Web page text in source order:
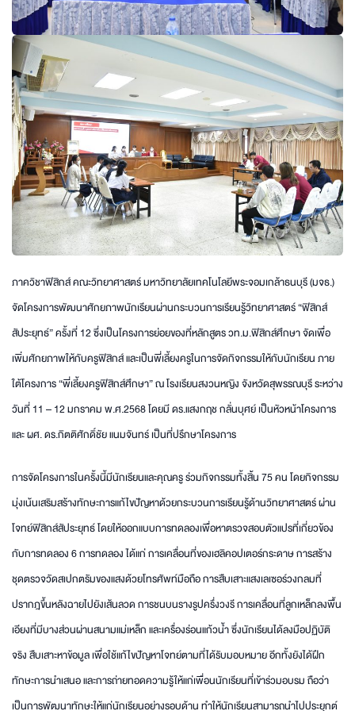
ภาควิชาฟิสิกส์ คณะวิทยาศาสตร์ มหาวิทยาลัยเทคโนโลยีพระจอมเกล้าธนบุรี (มจธ.)
จัดโครงการพัฒนาศักยภาพนักเรียนผ่านกระบวนการเรียนรู้วิทยาศาสตร์ “ฟิสิกส์
สัประยุทธ์” ครั้งที่ 12 ซึ่งเป็นโครงการย่อยของที่หลักสูตร วท.ม.ฟิสิกส์ศึกษา จัดเพื่อ
เพิ่มศักยภาพให้กับครูฟิสิกส์ และเป็นพี่เลี้ยงครูในการจัดกิจกรรมให้กับนักเรียน ภาย
ใต้โครงการ “พี่เลี้ยงครูฟิสิกส์ศึกษา” ณ โรงเรียนสงวนหญิง จังหวัดสุพรรณบุรี ระหว่าง
วันที่ 11 – 12 มกราคม พ.ศ.2568 โดยมี ดร.แสงกฤช กลั่นบุศย์ เป็นหัวหน้าโครงการ
และ ผศ. ดร.กิตติศักดิ์ชัย แนมจันทร์ เป็นที่ปรึกษาโครงการ
การจัดโครงการในครั้งนี้มีนักเรียนและคุณครู ร่วมกิจกรรมทั้งสิ้น 75 คน โดยกิจกรรม
มุ่งเน้นเสริมสร้างทักษะการแก้ไขปัญหาด้วยกระบวนการเรียนรู้ด้านวิทยาศาสตร์ ผ่าน
โจทย์ฟิสิกส์สัประยุทธ์ โดยให้ออกแบบการทดลองเพื่อหาตรวจสอบตัวแปรที่เกี่ยวข้อง
กับการทดลอง 6 การทดลอง ได้แก่ การเคลื่อนที่ของเฮลิคอปเตอร์กระดาษ การสร้าง
ชุดตรวจวัดสเปกตรัมของแสงด้วยโทรศัพท์มือถือ การสืบเสาะแสงเลเซอร์วงกลมที่
ปรากฎขึ้นหลังฉายไปยังเส้นลวด การชนบนรางรูปครึ่งวงรี การเคลื่อนที่ลูกเหล็กลงพื้น
เอียงที่มีบางส่วนผ่านสนามแม่เหล็ก และเครื่องร่อนแก้วน้ำ ซึ่งนักเรียนได้ลงมือปฏิบัติ
จริง สืบเสาะหาข้อมูล เพื่อใช้แก้ไขปัญหาโจทย์ตามที่ได้รับมอบหมาย อีกทั้งยังได้ฝึก
ทักษะการนำเสนอ และการถ่ายทอดความรู้ให้แก่เพื่อนนักเรียนที่เข้าร่วมอบรม ถือว่า
เป็นการพัฒนาทักษะให้แก่นักเรียนอย่างรอบด้าน ทำให้นักเรียนสามารถนำไปประยุกต์